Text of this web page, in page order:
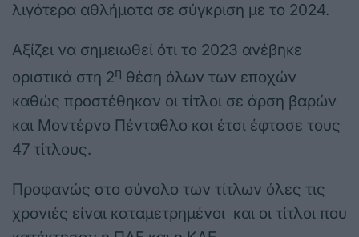
λιγότερα αθλήματα σε σύγκριση με το 2024.
Αξίζει να σημειωθεί ότι το 2023 ανέβηκε
οριστικά στη 2η θέση όλων των εποχών
καθώς προστέθηκαν οι τίτλοι σε άρση βαρών
και Μοντέρνο Πένταθλο και έτσι έφτασε τους
47 τίτλους.
Προφανώς στο σύνολο των τίτλων όλες τις
χρονιές είναι καταμετρημένοι και οι τίτλοι που